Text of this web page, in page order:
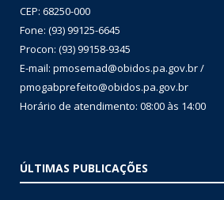
CEP: 68250-000
Fone: (93) 99125-6645
Procon: (93) 99158-9345
E-mail: pmosemad@obidos.pa.gov.br /
pmogabprefeito@obidos.pa.gov.br
Horário de atendimento: 08:00 às 14:00
ÚLTIMAS PUBLICAÇÕES